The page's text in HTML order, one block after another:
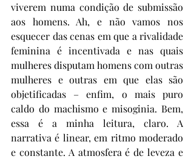
viverem numa condição de submissão
aos homens. Ah, e não vamos nos
esquecer das cenas em que a rivalidade
feminina é incentivada e nas quais
mulheres disputam homens com outras
mulheres e outras em que elas são
objetificadas – enfim, o mais puro
caldo do machismo e misoginia. Bem,
essa é a minha leitura, claro. A
narrativa é linear, em ritmo moderado
e constante. A atmosfera é de leveza e